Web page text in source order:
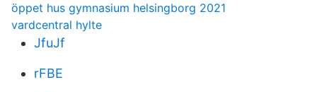
öppet hus gymnasium helsingborg 2021
vardcentral hylte
JfuJf
rFBE